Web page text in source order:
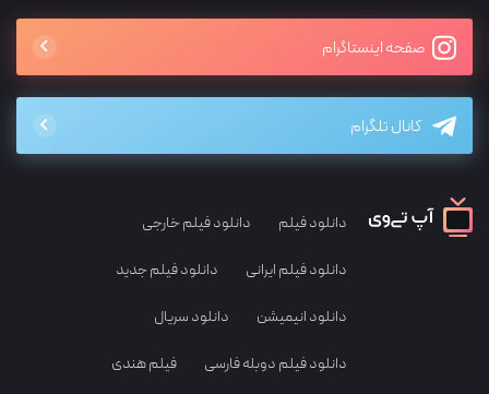
صفحه اینستاگرام
کانال تلگرام
دانلود فیلم دانلود فیلم خارجی
دانلود فیلم ایرانی دانلود فیلم جدید
دانلود انیمیشن دانلود سریال
دانلود فیلم دوبله فارسی فیلم هندی